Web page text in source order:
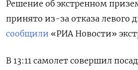
Решение об экстренном
принято из-за отказа левого
сообщили «РИА Новости»
В 13:11 самолет совершил